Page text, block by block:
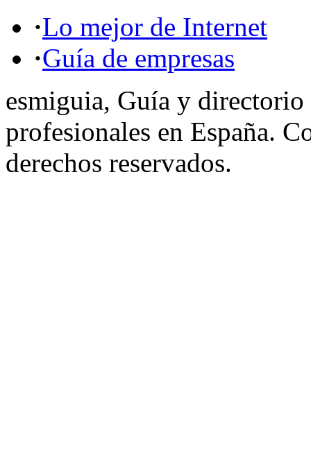
·Lo mejor de Internet
·Guía de empresas
esmiguia, Guía y directorio
profesionales en España.
derechos reservados.